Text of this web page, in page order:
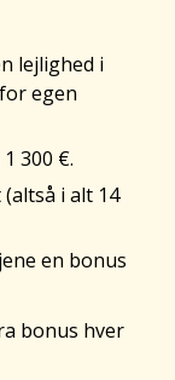
lejlighed i
egen
300 €.
i alt 14
en bonus
bonus hver